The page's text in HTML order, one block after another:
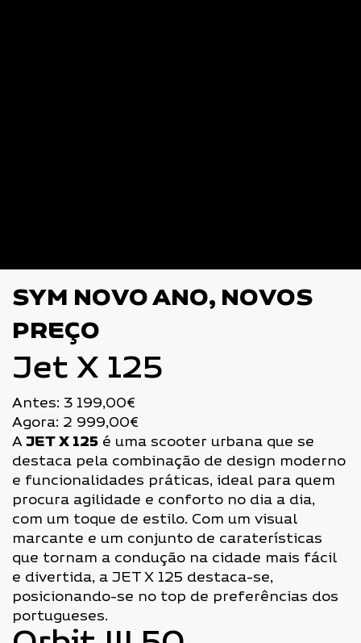
SYM NOVO ANO, NOVOS
PREÇO
Jet X 125
Antes: 3 199,00€
Agora: 2 999,00€
AJET X 125 é uma scooter urbana que se
destaca pela combinação de design moderno
e funcionalidades práticas, ideal para quem
procura agilidade e conforto no dia a dia,
com um toque de estilo. Com um visual
marcante e um conjunto de caraterísticas
que tornam a condução na cidade mais fácil
e divertida, a JET X 125 destaca-se,
posicionando-se no top de preferências dos
portugueses.